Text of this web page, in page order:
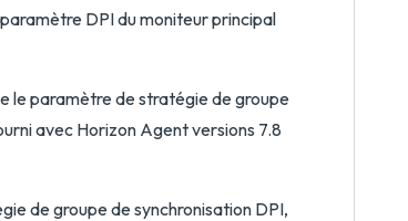
DPI du moniteur principal
le paramètre de stratégie de groupe
avec Horizon Agent versions 7.8
de groupe de synchronisation DPI,